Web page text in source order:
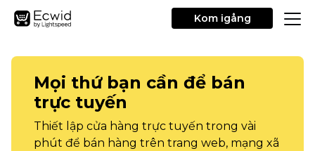
Kom igång
Mọi thứ bạn cần để bán
trực tuyến
Thiết lập cửa hàng trực tuyến trong vài
phút để bán hàng trên trang web, mạng xã